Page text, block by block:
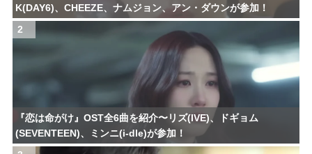
K(DAY6)、CHEEZE、ナムジョン、アン・ダウンが参加！
2
『恋は命がけ』OST全6曲を紹介〜リズ(IVE)、ドギョム
(SEVENTEEN)、ミンニ(i-dle)が参加！